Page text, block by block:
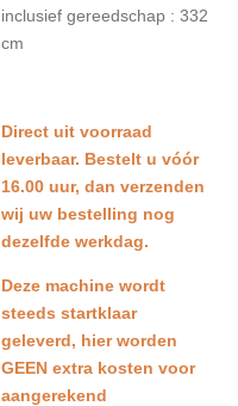
inclusief gereedschap : 332
cm
Direct uit voorraad
leverbaar. Bestelt u vóór
16.00 uur, dan verzenden
wij uw bestelling nog
dezelfde werkdag.
Deze machine wordt
steeds startklaar
geleverd, hier worden
GEEN extra kosten voor
aangerekend